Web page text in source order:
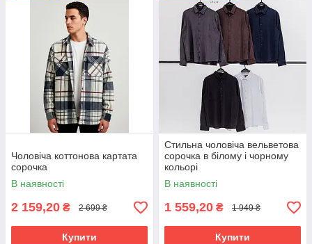
Чоловіча коттонова картата
сорочка
В наявності
2 159,20 ₴ 2 699 ₴
Купити
Стильна чоловіча вельветова
сорочка в білому і чорному
кольорі
В наявності
1 559,20 ₴ 1 949 ₴
Купити